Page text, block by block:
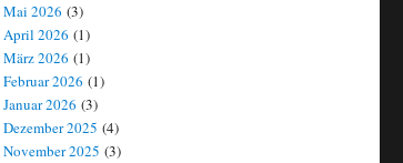
Mai 2026 (3)
April 2026 (1)
März 2026 (1)
Februar 2026 (1)
Januar 2026 (3)
Dezember 2025 (4)
November 2025 (3)